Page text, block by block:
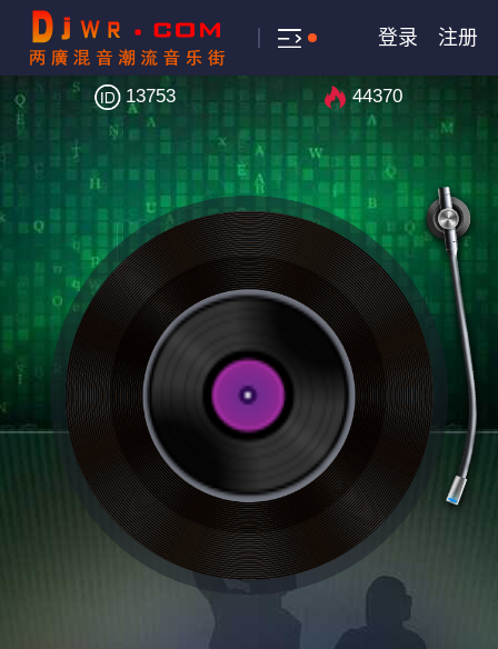
登录 注册
13753 44370